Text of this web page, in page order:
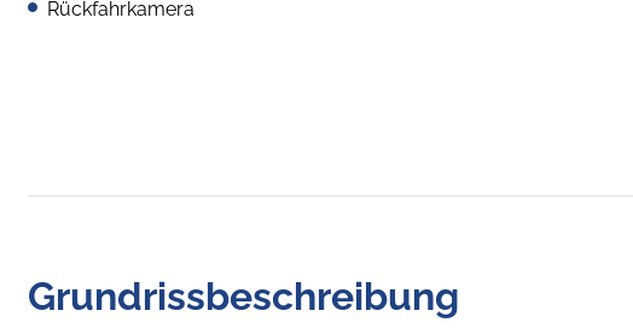
Rückfahrkamera
Grundrissbeschreibung